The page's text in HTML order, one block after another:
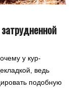
у кур-
ведь
подобную